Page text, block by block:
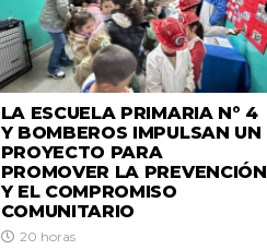
LA ESCUELA PRIMARIA N° 4
Y BOMBEROS IMPULSAN UN
PROYECTO PARA
PROMOVER LA PREVENCIÓN
Y EL COMPROMISO
COMUNITARIO
20 horas